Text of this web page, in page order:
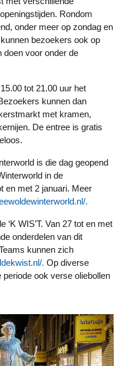
Rondom
onder meer op zondag en
bezoekers ook op
doen voor onder de
kunnen dan
met kramen,
De entree is gratis
in de
en met 2 januari. Meer
.
onderdelen van dit
kunnen zich
. Op diverse
ook verse oliebollen